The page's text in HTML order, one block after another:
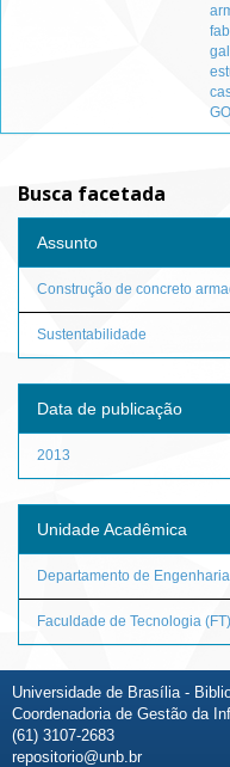
GO
Busca facetada
Assunto
Construção de concreto
Sustentabilidade
Data de publicação
2013
Unidade Acadêmica
Departamento de Engenharia
Faculdade de Tecnologia (FT)
Universidade de Brasília -
Coordenadoria de Gestão da
(61) 3107-2683
repositorio@unb.br